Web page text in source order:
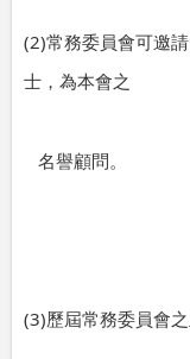
(2)常務委員會可邀
士，為本會之
名譽顧問。
(3)歷屆常務委員會